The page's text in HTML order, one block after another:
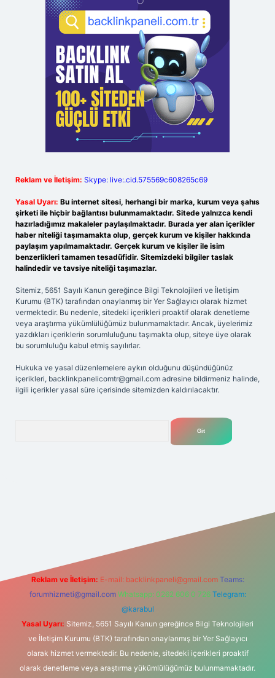
Reklam ve İletişim: Skype: live:.cid.575569c608265c69
Yasal Uyarı: Bu internet sitesi, herhangi bir marka, kurum veya şahıs
şirketi ile hiçbir bağlantısı bulunmamaktadır. Sitede yalnızca kendi
hazırladığımız makaleler paylaşılmaktadır. Burada yer alan içerikler
haber niteliği taşımamakta olup, gerçek kurum ve kişiler hakkında
paylaşım yapılmamaktadır. Gerçek kurum ve kişiler ile isim
benzerlikleri tamamen tesadüfidir. Sitemizdeki bilgiler taslak
halindedir ve tavsiye niteliği taşımazlar.
Sitemiz, 5651 Sayılı Kanun gereğince Bilgi Teknolojileri ve İletişim
Kurumu (BTK) tarafından onaylanmış bir Yer Sağlayıcı olarak hizmet
vermektedir. Bu nedenle, sitedeki içerikleri proaktif olarak denetleme
veya araştırma yükümlülüğümüz bulunmamaktadır. Ancak, üyelerimiz
yazdıkları içeriklerin sorumluluğunu taşımakta olup, siteye üye olarak
bu sorumluluğu kabul etmiş sayılırlar.
Hukuka ve yasal düzenlemelere aykırı olduğunu düşündüğünüz
içerikleri, backlinkpanelicomtr@gmail.com adresine bildirmeniz halinde,
ilgili içerikler yasal süre içerisinde sitemizden kaldırılacaktır.
Reklam ve İletişim: E-mail: backlinkpaneli@gmail.com Teams:
forumhizmeti@gmail.com Whatsapp: 0262 606 0 726 Telegram:
@karabul
Yasal Uyarı: Sitemiz, 5651 Sayılı Kanun gereğince Bilgi Teknolojileri
ve İletişim Kurumu (BTK) tarafından onaylanmış bir Yer Sağlayıcı
olarak hizmet vermektedir. Bu nedenle, sitedeki içerikleri proaktif
olarak denetleme veya araştırma yükümlülüğümüz bulunmamaktadır.